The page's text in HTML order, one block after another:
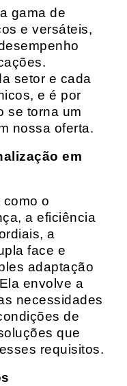
gama de
e versáteis,
setor e cada
e é por
se torna um
nossa oferta.
em
o
a eficiência
a
face e
adaptação
envolve a
necessidades
de
que
requisitos.